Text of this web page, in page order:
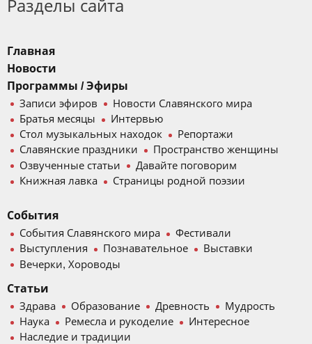
Разделы сайта
Главная
Новости
Программы / Эфиры
Записи эфиров
Новости Славянского мира
Братья месяцы
Интервью
Стол музыкальных находок
Репортажи
Славянские праздники
Пространство женщины
Озвученные статьи
Давайте поговорим
Книжная лавка
Страницы родной поэзии
События
События Славянского мира
Фестивали
Выступления
Познавательное
Выставки
Вечерки, Хороводы
Статьи
Здрава Образование Древность
Мудрость
Наука
Ремесла и рукоделие
Интересное
Наследие и традиции